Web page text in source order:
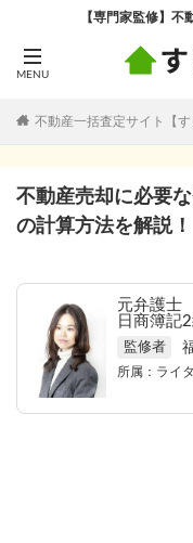
【専門家監修】不
不動産一括査定サイト【す
不動産売却に必要
の計算方法を解説！
元弁護士
日商簿記
監修者
所属： ライ